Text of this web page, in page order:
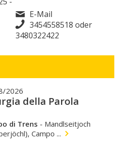
E-Mail
3454558518 oder
3480322422
2026
della Parola
di Trens - Mandlseitjoch
Campo ...